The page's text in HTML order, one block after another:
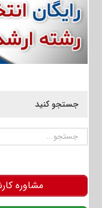
جستجو کنید
جستجو
مشاوره